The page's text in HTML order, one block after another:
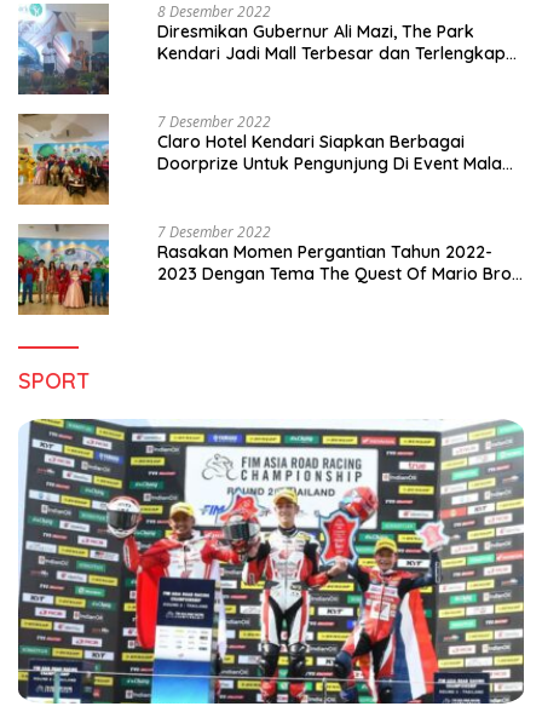
8 Desember 2022
Diresmikan Gubernur Ali Mazi, The Park
Kendari Jadi Mall Terbesar dan Terlengkap
7 Desember 2022
Claro Hotel Kendari Siapkan Berbagai
Doorprize Untuk Pengunjung Di Event Malam
7 Desember 2022
Rasakan Momen Pergantian Tahun 2022-
2023 Dengan Tema The Quest Of Mario Bros
SPORT